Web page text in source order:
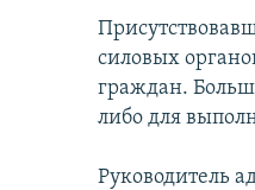
силовых
граждан.
либо для
Руководитель